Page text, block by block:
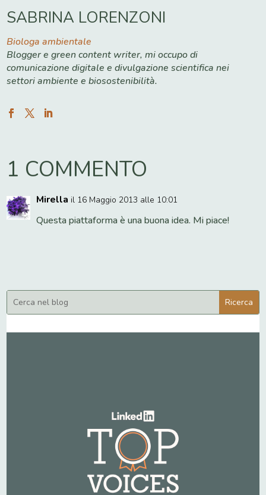
SABRINA LORENZONI
Biologa ambientale
Blogger e green content writer, mi occupo di
comunicazione digitale e divulgazione scientifica nei
settori ambiente e biosostenibilità.
1 COMMENTO
Mirella il 16 Maggio 2013 alle 10:01
Questa piattaforma è una buona idea. Mi piace!